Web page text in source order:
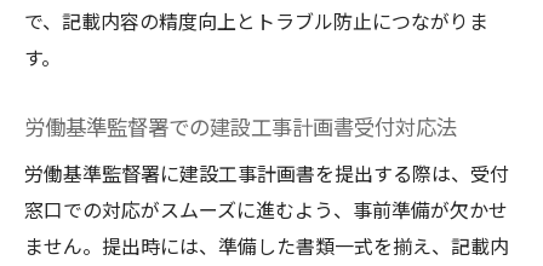
で、記載内容の精度向上とトラブル防止につながりま
す。
労働基準監督署での建設工事計画書受付対応法
労働基準監督署に建設工事計画書を提出する際は、受付
窓口での対応がスムーズに進むよう、事前準備が欠かせ
ません。提出時には、準備した書類一式を揃え、記載内